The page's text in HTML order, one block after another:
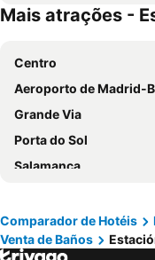
Las Lagunas
Mais atrações -
Centro
Aeroporto de Madrid-
Grande Via
Porta do Sol
Salamanca
Estadio Metropolitano Metro
Metropolitano Metro
Comparador de Hotéis
Venta de Baños